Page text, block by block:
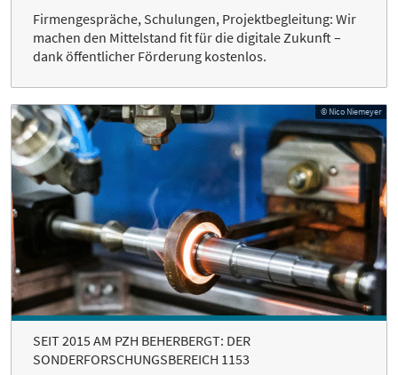
Firmengespräche, Schulungen, Projektbegleitung: Wir
machen den Mittelstand fit für die digitale Zukunft –
dank öffentlicher Förderung kostenlos.
© Nico Niemeyer
SEIT 2015 AM PZH BEHERBERGT: DER
SONDERFORSCHUNGSBEREICH 1153